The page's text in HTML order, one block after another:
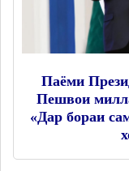
Паёми
Пешвои
«Дар бораи